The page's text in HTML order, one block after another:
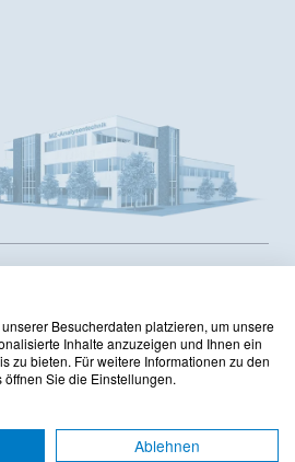
ist Hersteller von HPLC- und GPC-
Chromatographiesäulen und
Programm sowie ein
DIN ISO 9001:2015 Zertifizierung
umfasst mehr als 125 Hersteller
Besucherdaten platzieren, um unsere
Inhalte anzuzeigen und Ihnen ein
zu bieten. Für weitere Informationen zu den
Sie die Einstellungen.
Ablehnen